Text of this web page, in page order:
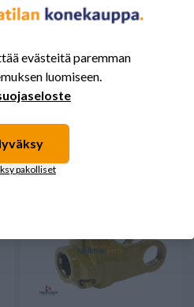
Haarukka 8 FR-2200 1 3/4"
Z6 Eurocardan
495,00 €
evästeitä paremman
luomiseen.
pakolliset